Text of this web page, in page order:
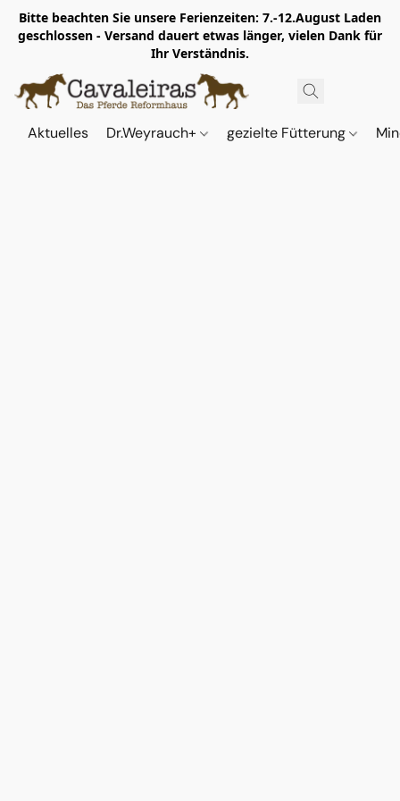
Bitte beachten Sie unsere Ferienzeiten: 7.-12.August Laden
geschlossen - Versand dauert etwas länger, vielen Dank für
Ihr Verständnis.
Aktuelles Dr.Weyrauch+ gezielte Fütterung